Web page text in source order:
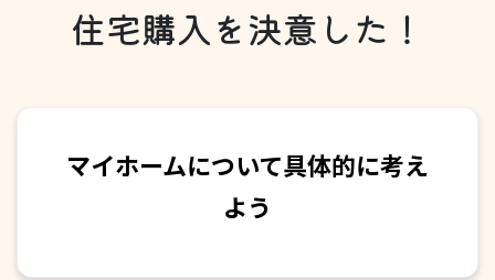
住宅購入を決意した！
マイホームについて具体的に考え
よう